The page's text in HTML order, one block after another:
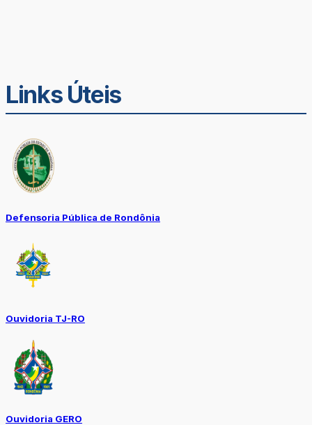
Links Úteis
Defensoria Pública de Rondônia
Ouvidoria TJ-RO
Ouvidoria GERO